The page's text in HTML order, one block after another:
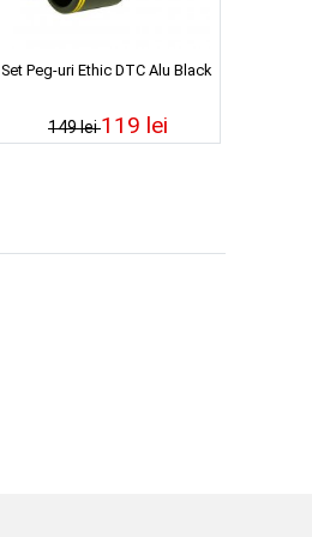
Set Peg-uri Ethic DTC Alu Black
149 lei119 lei